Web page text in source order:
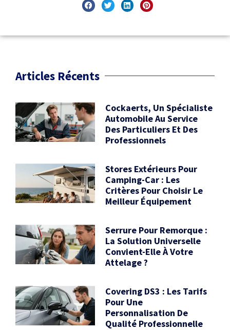
Articles Récents
Cockaerts, Un Spécialiste
Automobile Au Service
Des Particuliers Et Des
Professionnels
Stores Extérieurs Pour
Camping-Car : Les
Critères Pour Choisir Le
Meilleur Équipement
Serrure Pour Remorque :
La Solution Universelle
Convient-Elle À Votre
Attelage ?
Covering DS3 : Les Tarifs
Pour Une
Personnalisation De
Qualité Professionnelle